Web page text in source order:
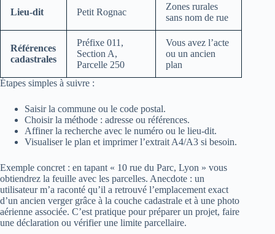
Lieu-dit Petit Rognac
Zones rurales
sans nom de rue
Références
cadastrales
Préfixe 011,
Section A,
Parcelle 250
Vous avez l’acte
ou un ancien
plan
Étapes simples à suivre :
Saisir la commune ou le code postal.
Choisir la méthode : adresse ou références.
Affiner la recherche avec le numéro ou le lieu‑dit.
Visualiser le plan et imprimer l’extrait A4/A3 si besoin.
Exemple concret : en tapant « 10 rue du Parc, Lyon » vous
obtiendrez la feuille avec les parcelles. Anecdote : un
utilisateur m’a raconté qu’il a retrouvé l’emplacement exact
d’un ancien verger grâce à la couche cadastrale et à une photo
aérienne associée. C’est pratique pour préparer un projet, faire
une déclaration ou vérifier une limite parcellaire.